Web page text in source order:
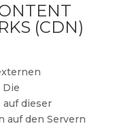
(CDN)
dieser
auf den Servern